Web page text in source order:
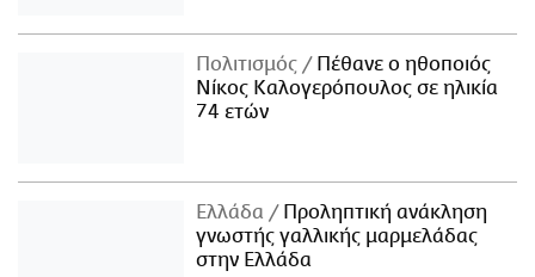
Πολιτισμός
Πέθανε ο ηθοποιός
Νίκος Καλογερόπουλος σε ηλικία
74 ετών
Ελλάδα
Προληπτική ανάκληση
γνωστής γαλλικής μαρμελάδας
στην Ελλάδα